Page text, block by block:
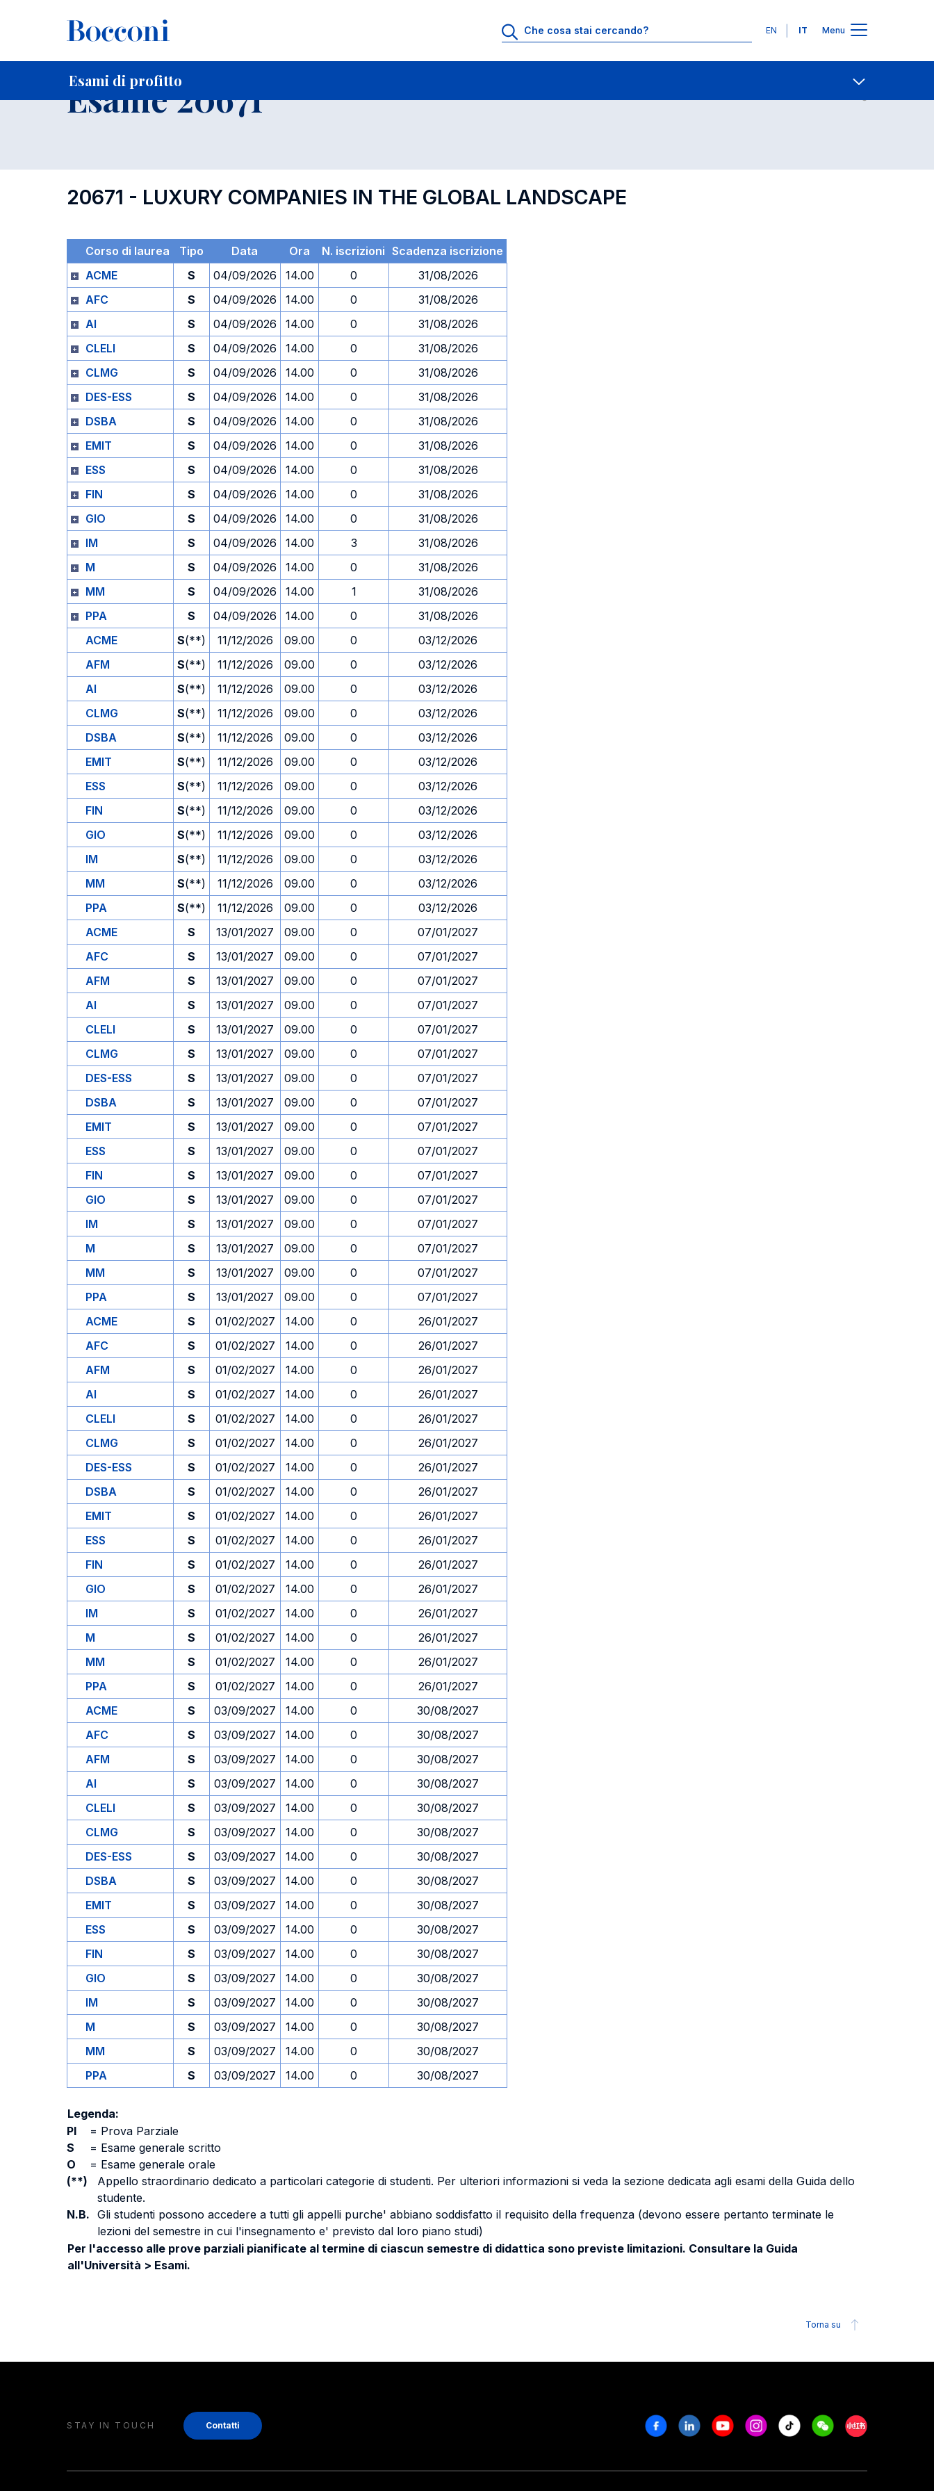
Lingue
EN IT Menu
Esami di profitto
Home Per studenti iscritti Contatti
Esame 20671
20671 - LUXURY COMPANIES IN THE GLOBAL LANDSCAPE
Corso di laurea Tipo Data Ora N. iscrizioni Scadenza iscrizione
ACME
S 04/09/2026 14.00 0
31/08/2026
AFC
S 04/09/2026 14.00 0
31/08/2026
AI
S 04/09/2026 14.00 0
31/08/2026
CLELI
S 04/09/2026 14.00 0
31/08/2026
CLMG
S 04/09/2026 14.00 0
31/08/2026
DES-ESS
S 04/09/2026 14.00 0
31/08/2026
DSBA
S 04/09/2026 14.00 0
31/08/2026
EMIT
S 04/09/2026 14.00 0
31/08/2026
ESS
S 04/09/2026 14.00 0
31/08/2026
FIN
S 04/09/2026 14.00 0
31/08/2026
GIO
S 04/09/2026 14.00 0
31/08/2026
IM
S 04/09/2026 14.00 3
31/08/2026
M
S 04/09/2026 14.00 0
31/08/2026
MM
S 04/09/2026 14.00 1
31/08/2026
PPA
S 04/09/2026 14.00 0
31/08/2026
ACME
S(**) 11/12/2026 09.00 0
03/12/2026
AFM
S(**) 11/12/2026 09.00 0
03/12/2026
AI
S(**) 11/12/2026 09.00 0
03/12/2026
CLMG
S(**) 11/12/2026 09.00 0
03/12/2026
DSBA
S(**) 11/12/2026 09.00 0
03/12/2026
EMIT
S(**) 11/12/2026 09.00 0
03/12/2026
ESS
S(**) 11/12/2026 09.00 0
03/12/2026
FIN
S(**) 11/12/2026 09.00 0
03/12/2026
GIO
S(**) 11/12/2026 09.00 0
03/12/2026
IM
S(**) 11/12/2026 09.00 0
03/12/2026
MM
S(**) 11/12/2026 09.00 0
03/12/2026
PPA
S(**) 11/12/2026 09.00 0
03/12/2026
ACME
S 13/01/2027 09.00 0
07/01/2027
AFC
S 13/01/2027 09.00 0
07/01/2027
AFM
S 13/01/2027 09.00 0
07/01/2027
AI
S 13/01/2027 09.00 0
07/01/2027
CLELI
S 13/01/2027 09.00 0
07/01/2027
CLMG
S 13/01/2027 09.00 0
07/01/2027
DES-ESS
S 13/01/2027 09.00 0
07/01/2027
DSBA
S 13/01/2027 09.00 0
07/01/2027
EMIT
S 13/01/2027 09.00 0
07/01/2027
ESS
S 13/01/2027 09.00 0
07/01/2027
FIN
S 13/01/2027 09.00 0
07/01/2027
GIO
S 13/01/2027 09.00 0
07/01/2027
IM
S 13/01/2027 09.00 0
07/01/2027
M
S 13/01/2027 09.00 0
07/01/2027
MM
S 13/01/2027 09.00 0
07/01/2027
PPA
S 13/01/2027 09.00 0
07/01/2027
ACME
S 01/02/2027 14.00 0
26/01/2027
AFC
S 01/02/2027 14.00 0
26/01/2027
AFM
S 01/02/2027 14.00 0
26/01/2027
AI
S 01/02/2027 14.00 0
26/01/2027
CLELI
S 01/02/2027 14.00 0
26/01/2027
CLMG
S 01/02/2027 14.00 0
26/01/2027
DES-ESS
S 01/02/2027 14.00 0
26/01/2027
DSBA
S 01/02/2027 14.00 0
26/01/2027
EMIT
S 01/02/2027 14.00 0
26/01/2027
ESS
S 01/02/2027 14.00 0
26/01/2027
FIN
S 01/02/2027 14.00 0
26/01/2027
GIO
S 01/02/2027 14.00 0
26/01/2027
IM
S 01/02/2027 14.00 0
26/01/2027
M
S 01/02/2027 14.00 0
26/01/2027
MM
S 01/02/2027 14.00 0
26/01/2027
PPA
S 01/02/2027 14.00 0
26/01/2027
ACME
S 03/09/2027 14.00 0
30/08/2027
AFC
S 03/09/2027 14.00 0
30/08/2027
AFM
S 03/09/2027 14.00 0
30/08/2027
AI
S 03/09/2027 14.00 0
30/08/2027
CLELI
S 03/09/2027 14.00 0
30/08/2027
CLMG
S 03/09/2027 14.00 0
30/08/2027
DES-ESS
S 03/09/2027 14.00 0
30/08/2027
DSBA
S 03/09/2027 14.00 0
30/08/2027
EMIT
S 03/09/2027 14.00 0
30/08/2027
ESS
S 03/09/2027 14.00 0
30/08/2027
FIN
S 03/09/2027 14.00 0
30/08/2027
GIO
S 03/09/2027 14.00 0
30/08/2027
IM
S 03/09/2027 14.00 0
30/08/2027
M
S 03/09/2027 14.00 0
30/08/2027
MM
S 03/09/2027 14.00 0
30/08/2027
PPA
S 03/09/2027 14.00 0 30/08/2027
Legenda:
PI
= Prova Parziale
S
= Esame generale scritto
O
= Esame generale orale
(**)
Appello straordinario dedicato a particolari categorie di studenti. Per ulteriori informazioni si veda la sezione dedicata agli esami della Guida dello
studente.
N.B. Gli studenti possono accedere a tutti gli appelli purche' abbiano soddisfatto il requisito della frequenza (devono essere pertanto terminate le
lezioni del semestre in cui l'insegnamento e' previsto dal loro piano studi)
Per l'accesso alle prove parziali pianificate al termine di ciascun semestre di didattica sono previste limitazioni. Consultare la Guida
all'Università > Esami.
Torna su
STAY IN TOUCH Contatti FacebookLinkedinYoutubeInstagram
Tiktok WeechatXiaohongshu/